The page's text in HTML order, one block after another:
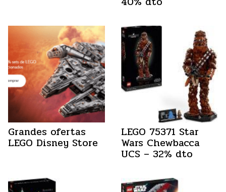
Grandes ofertas
LEGO Disney Store
LEGO 75371 Star
Wars Chewbacca
UCS – 32% dto